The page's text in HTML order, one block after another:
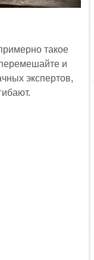
такое
и
экспертов,